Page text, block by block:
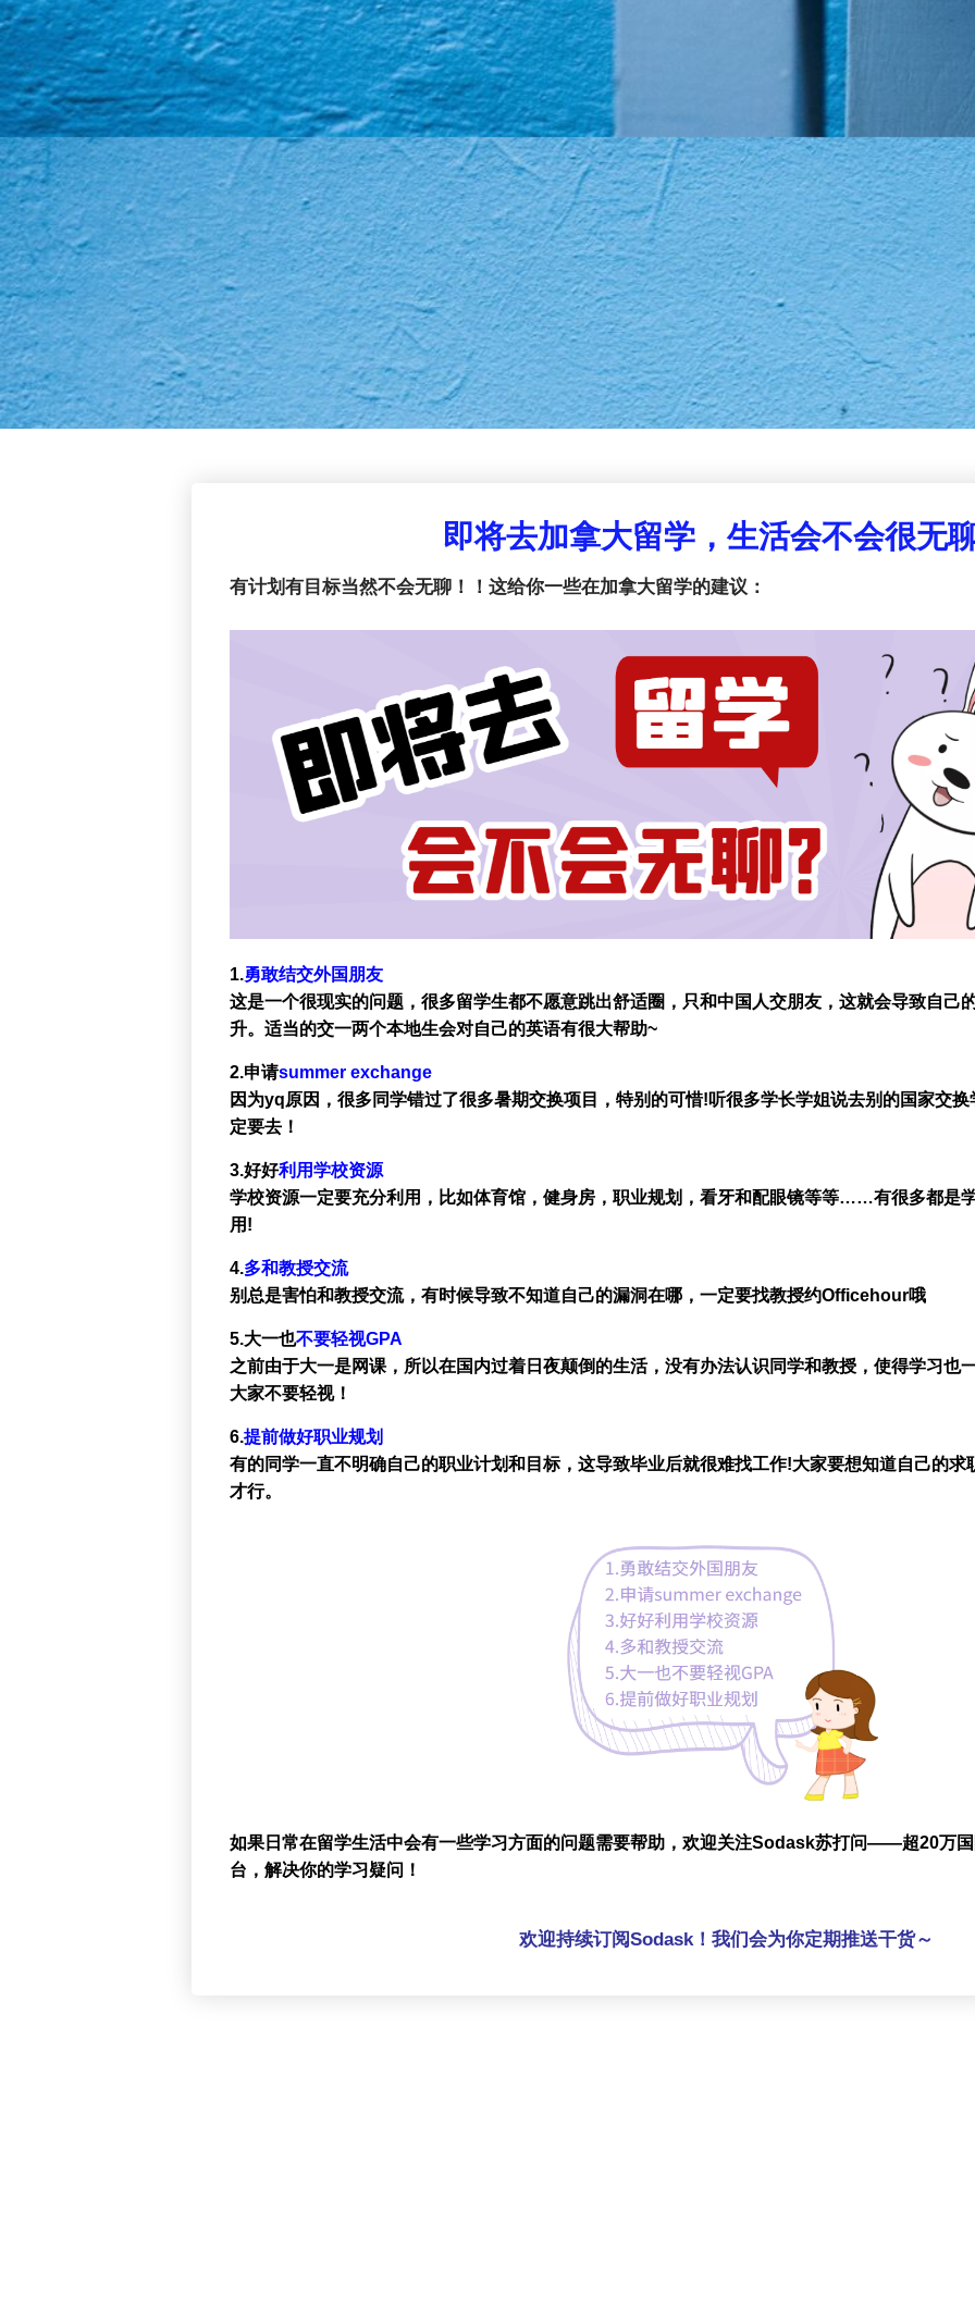
即将去加拿大留学，生活会不会很无
有计划有目标当然不会无聊！！这给你一些在加拿大留学的建议：
1.勇敢结交外国朋友
这是一个很现实的问题，很多留学生都不愿意跳出舒适圈，只和中国人交朋友，这就会导致自己
升。适当的交一两个本地生会对自己的英语有很大帮助~
2.申请summer exchange
因为yq原因，很多同学错过了很多暑期交换项目，特别的可惜!听很多学长学姐说去别的国家交
定要去！
3.好好利用学校资源
学校资源一定要充分利用，比如体育馆，健身房，职业规划，看牙和配眼镜等等……有很多都是
用!
4.多和教授交流
别总是害怕和教授交流，有时候导致不知道自己的漏洞在哪，一定要找教授约Officehour哦
5.大一也不要轻视GPA
之前由于大一是网课，所以在国内过着日夜颠倒的生活，没有办法认识同学和教授，使得学习也
大家不要轻视！
6.提前做好职业规划
有的同学一直不明确自己的职业计划和目标，这导致毕业后就很难找工作!大家要想知道自己的求
才行。
如果日常在留学生活中会有一些学习方面的问题需要帮助，欢迎关注Sodask苏打问——超20万
台，解决你的学习疑问！
欢迎持续订阅Sodask！我们会为你定期推送干货～